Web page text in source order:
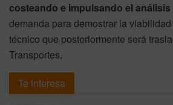
costeando e impulsando el análisis
demanda para demostrar la
técnico que posteriormente será
Transportes.
Te interesa